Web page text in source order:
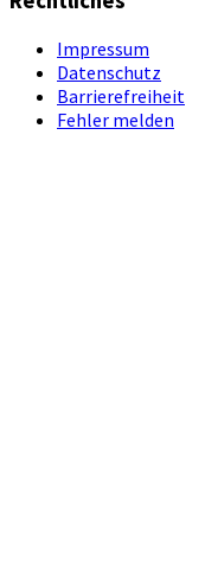
Impressum
Datenschutz
Barrierefreiheit
Fehler melden